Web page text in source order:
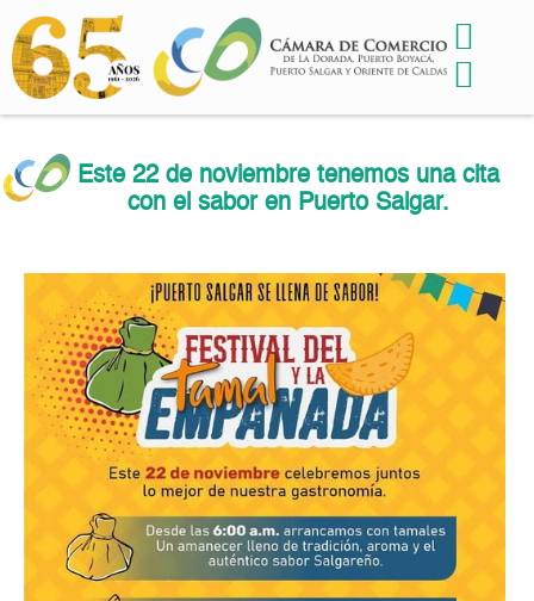
Este 22 de noviembre tenemos una cita
con el sabor en Puerto Salgar.